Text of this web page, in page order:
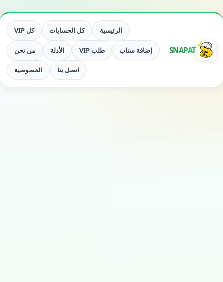
SNAPAT
الرئيسية كل الحسابات كل VIP
إضافة سناب طلب VIP الأدلة من نحن
اتصل بنا الخصوصية